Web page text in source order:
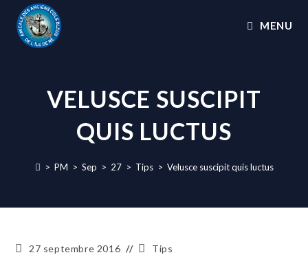
MENU
VELUSCE SUSCIPIT
QUIS LUCTUS
> PM > Sep > 27 > Tips > Velusce suscipit quis luctus
27 septembre 2016 Tips